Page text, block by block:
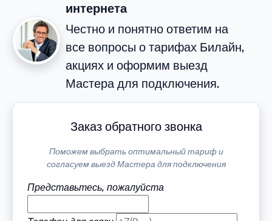
интернета
Честно и понятно ответим на
все вопросы о тарифах Билайн,
акциях и оформим выезд
Мастера для подключения.
Заказ обратного звонка
Поможем выбрать оптимальный тариф и
согласуем выезд Мастера для подключения
Представьтесь, пожалуйста